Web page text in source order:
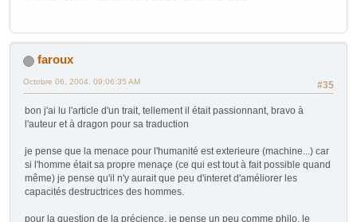
faroux
#35
Octobre 06, 2004, 09:06:35 AM
bon j'ai lu l'article d'un trait, tellement il était passionnant, bravo à
l'auteur et à dragon pour sa traduction
je pense que la menace pour l'humanité est exterieure (machine...) car
si l'homme était sa propre menaçe (ce qui est tout à fait possible quand
même) je pense qu'il n'y aurait que peu d'interet d'améliorer les
capacités destructrices des hommes.
pour la question de la précience, je pense un peu comme philo, le